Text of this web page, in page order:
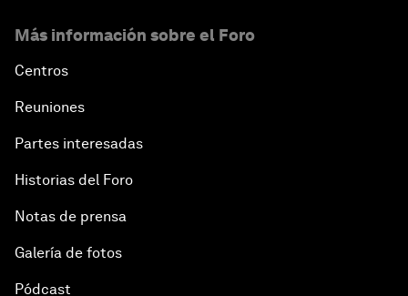
Más información sobre el Foro
Centros
Reuniones
Partes interesadas
Historias del Foro
Notas de prensa
Galería de fotos
Pódcast